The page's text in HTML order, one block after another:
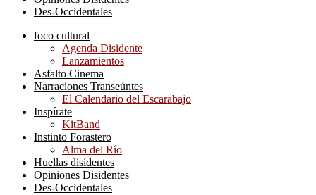
Des-Occidentales
foco cultural
Agenda Disidente
Lanzamientos
Asfalto Cinema
Narraciones Transeúntes
El Calendario del Escarabajo
Inspírate
KitBand
Instinto Forastero
Alma del Río
Huellas disidentes
Opiniones Disidentes
Des-Occidentales